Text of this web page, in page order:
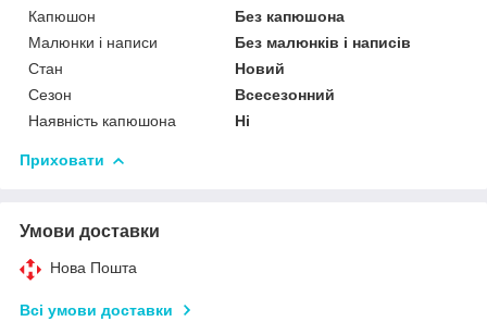
Капюшон
Без капюшона
Малюнки і написи
Без малюнків і написів
Стан
Новий
Сезон
Всесезонний
Наявність капюшона
Ні
Приховати
Умови доставки
Нова Пошта
Всі умови доставки